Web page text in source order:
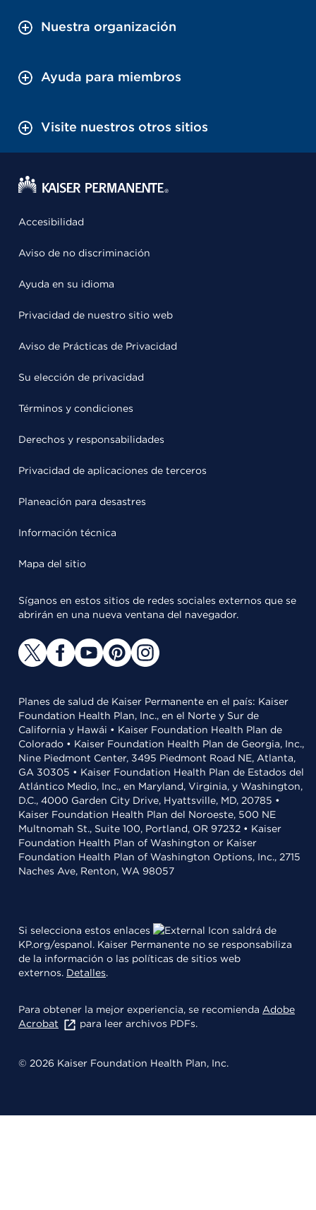
Nuestra organización
Ayuda para miembros
Visite nuestros otros sitios
Accesibilidad
Aviso de no discriminación
Ayuda en su idioma
Privacidad de nuestro sitio web
Aviso de Prácticas de Privacidad
Su elección de privacidad
Términos y condiciones
Derechos y responsabilidades
Privacidad de aplicaciones de terceros
Planeación para desastres
Información técnica
Mapa del sitio
Síganos en estos sitios de redes sociales externos que se
abrirán en una nueva ventana del navegador.
Planes de salud de Kaiser Permanente en el país: Kaiser
Foundation Health Plan, Inc., en el Norte y Sur de
California y Hawái • Kaiser Foundation Health Plan de
Colorado • Kaiser Foundation Health Plan de Georgia, Inc.,
Nine Piedmont Center, 3495 Piedmont Road NE, Atlanta,
GA 30305 • Kaiser Foundation Health Plan de Estados del
Atlántico Medio, Inc., en Maryland, Virginia, y Washington,
D.C., 4000 Garden City Drive, Hyattsville, MD, 20785 •
Kaiser Foundation Health Plan del Noroeste, 500 NE
Multnomah St., Suite 100, Portland, OR 97232 • Kaiser
Foundation Health Plan of Washington or Kaiser
Foundation Health Plan of Washington Options, Inc., 2715
Naches Ave, Renton, WA 98057
Si selecciona estos enlaces
saldrá de
KP.org/espanol. Kaiser Permanente no se responsabiliza
de la información o las políticas de sitios web
externos. Detalles.
Para obtener la mejor experiencia, se recomienda Adobe
Acrobat
para leer archivos PDFs.
© 2026 Kaiser Foundation Health Plan, Inc.